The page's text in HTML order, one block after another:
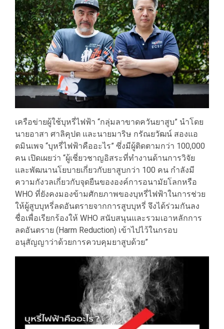
เครือข่ายผู้ใช้บุหรี่ไฟฟ้า “กลุ่มลาขาดควันยาสูบ” นำโดย
นายอาสา ศาลิคุปต และนายมาริษ กรัณยวัฒน์ สองแอ
ดมินเพจ “บุหรี่ไฟฟ้าคืออะไร” ซึ่งมีผู้ติดตามกว่า 100,000
คน เปิดเผยว่า “ผู้เชี่ยวชาญอิสระที่ทำงานด้านการวิจัย
และพัฒนานโยบายเกี่ยวกับยาสูบกว่า 100 คน กำลังมี
ความกังวลเกี่ยวกับจุดยืนขององค์การอนามัยโลกหรือ
WHO ที่ยังคงมองข้ามศักยภาพของบุหรี่ไฟฟ้าในการช่วย
ให้ผู้สูบบุหรี่ลดอันตรายจากการสูบบุหรี่ จึงได้ร่วมกันลง
ชื่อเพื่อเรียกร้องให้ WHO สนับสนุนและรวมเอาหลักการ
ลดอันตราย (Harm Reduction) เข้าไปไว้ในกรอบ
อนุสัญญาว่าด้วยการควบคุมยาสูบด้วย”